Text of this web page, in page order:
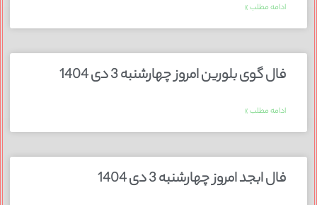
ادامه مطلب »
فال گوی بلورین امروز چهارشنبه 3 دی 1404
ادامه مطلب »
فال ابجد امروز چهارشنبه 3 دی 1404